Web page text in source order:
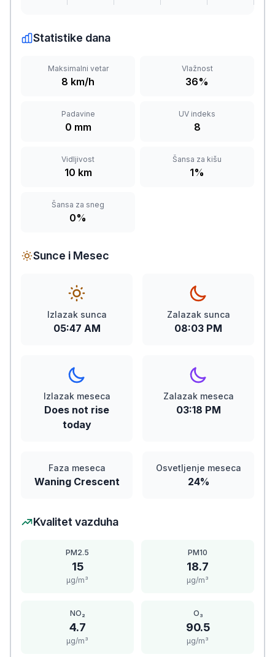
Statistike dana
Maksimalni vetar
8 km/h
Vlažnost
36%
Padavine
0 mm
UV indeks
8
Vidljivost
10 km
Šansa za kišu
1%
Šansa za sneg
0%
Sunce i Mesec
Izlazak sunca
05:47 AM
Zalazak sunca
08:03 PM
Izlazak meseca
Does not rise
today
Zalazak meseca
03:18 PM
Faza meseca
Waning Crescent
Osvetljenje meseca
24%
Kvalitet vazduha
PM2.5
15
μg/m³
PM10
18.7
μg/m³
NO₂
4.7
μg/m³
O₃
90.5
μg/m³